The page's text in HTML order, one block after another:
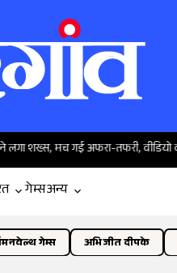
गई अफरा-तफरी, वीडियो वायरल
गेम्सअन्य
गेम्स अभिजीत दीपके